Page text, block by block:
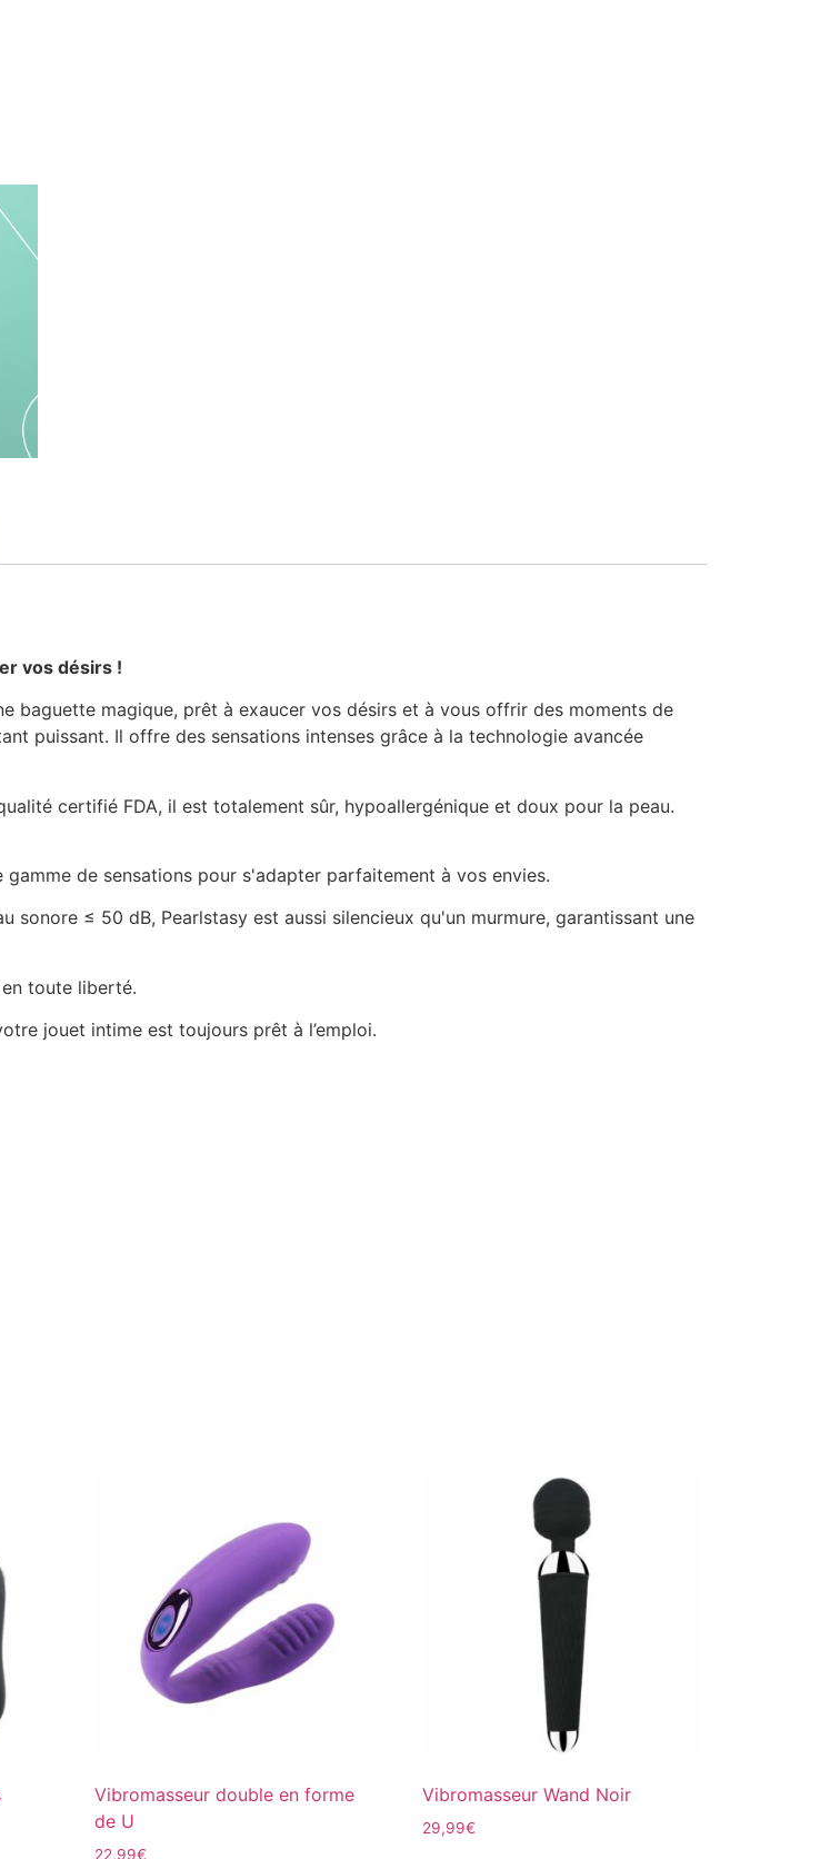
vos désirs !
baguette magique, prêt à exaucer vos désirs et à vous offrir des moments de
puissant. Il offre des sensations intenses grâce à la technologie avancée
certifié FDA, il est totalement sûr, hypoallergénique et doux pour la peau.
gamme de sensations pour s'adapter parfaitement à vos envies.
sonore ≤ 50 dB, Pearlstasy est aussi silencieux qu'un murmure, garantissant une
en toute liberté.
jouet intime est toujours prêt à l’emploi.
Vibromasseur double en forme
de U
22,99€
Vibromasseur Wand Noir
29,99€